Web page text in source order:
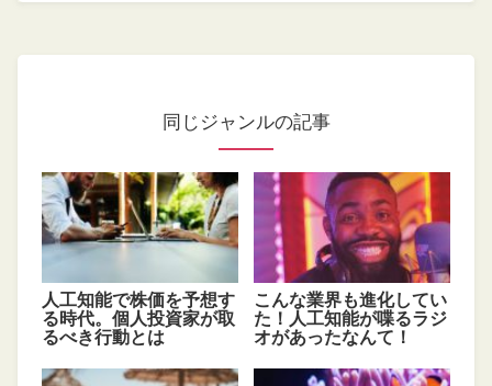
同じジャンルの記事
人工知能で株価を予想す
る時代。個人投資家が取
るべき行動とは
こんな業界も進化してい
た！人工知能が喋るラジ
オがあったなんて！